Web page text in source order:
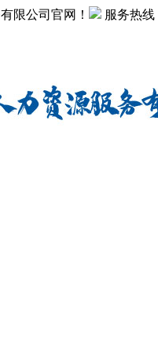
限公司官网！
服务热线